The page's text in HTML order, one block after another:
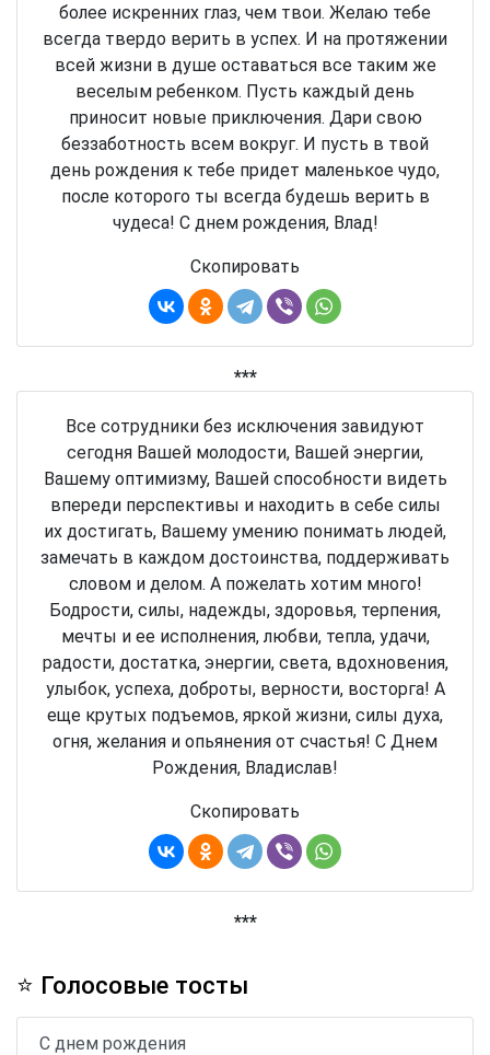
более искренних глаз, чем твои. Желаю тебе
всегда твердо верить в успех. И на протяжении
всей жизни в душе оставаться все таким же
веселым ребенком. Пусть каждый день
приносит новые приключения. Дари свою
беззаботность всем вокруг. И пусть в твой
день рождения к тебе придет маленькое чудо,
после которого ты всегда будешь верить в
чудеса! С днем рождения, Влад!
Скопировать
***
Все сотрудники без исключения завидуют
сегодня Вашей молодости, Вашей энергии,
Вашему оптимизму, Вашей способности видеть
впереди перспективы и находить в себе силы
их достигать, Вашему умению понимать людей,
замечать в каждом достоинства, поддерживать
словом и делом. А пожелать хотим много!
Бодрости, силы, надежды, здоровья, терпения,
мечты и ее исполнения, любви, тепла, удачи,
радости, достатка, энергии, света, вдохновения,
улыбок, успеха, доброты, верности, восторга! А
еще крутых подъемов, яркой жизни, силы духа,
огня, желания и опьянения от счастья! С Днем
Рождения, Владислав!
Скопировать
***
⭐ Голосовые тосты
С днем рождения